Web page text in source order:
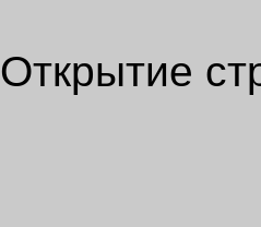
Открытие